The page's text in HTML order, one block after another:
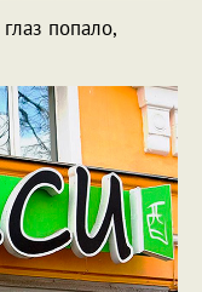
попало,